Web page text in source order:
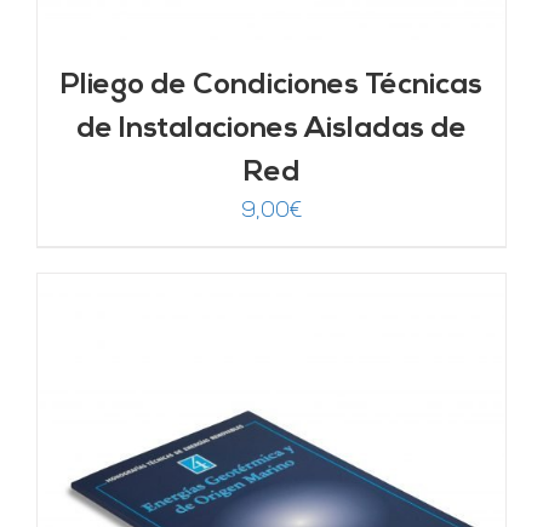
Pliego de Condiciones Técnicas
de Instalaciones Aisladas de
Red
9,00€